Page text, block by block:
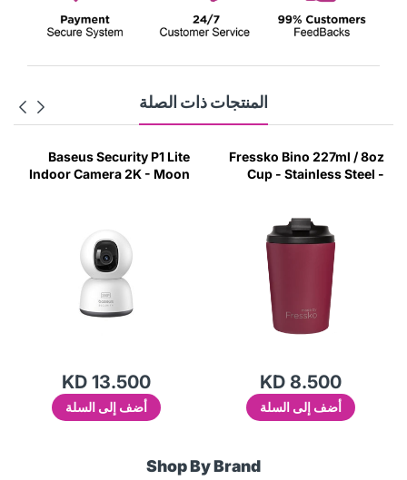
المنتجات ذات الصلة
Fressko Bino 227ml / 8oz
Cup - Stainless Steel -
KD 8.500
أضف إلى السلة
Baseus Security P1 Lite
Indoor Camera 2K - Moon
KD 13.500
أضف إلى السلة
Shop By Brand